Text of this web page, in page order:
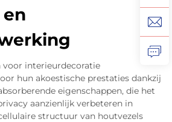
voor interieurdecoratie
hun akoestische prestaties dankzij
eigenschappen, die het
aanzienlijk verbeteren in
structuur van houtvezels